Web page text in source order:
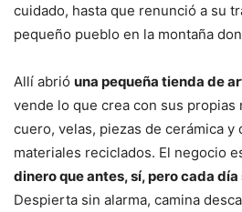
cuidado, hasta que renunció a su
pequeño pueblo en la montaña
Allí abrió una pequeña tienda de
vende lo que crea con sus propias
cuero, velas, piezas de cerámica y
materiales reciclados. El negocio
dinero que antes, sí, pero cada
Despierta sin alarma, camina